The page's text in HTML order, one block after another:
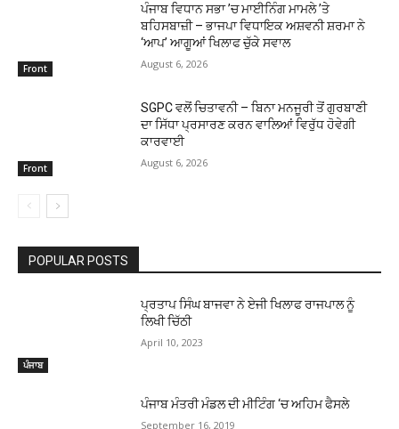
Front
ਪੰਜਾਬ ਵਿਧਾਨ ਸਭਾ ’ਚ ਮਾਈਨਿੰਗ ਮਾਮਲੇ ’ਤੇ
ਬਹਿਸਬਾਜ਼ੀ – ਭਾਜਪਾ ਵਿਧਾਇਕ ਅਸ਼ਵਨੀ ਸ਼ਰਮਾ ਨੇ
‘ਆਪ’ ਆਗੂਆਂ ਖਿਲਾਫ ਚੁੱਕੇ ਸਵਾਲ
August 6, 2026
Front
SGPC ਵਲੋਂ ਚਿਤਾਵਨੀ – ਬਿਨਾ ਮਨਜੂਰੀ ਤੋਂ ਗੁਰਬਾਣੀ
ਦਾ ਸਿੱਧਾ ਪ੍ਰਸਾਰਣ ਕਰਨ ਵਾਲਿਆਂ ਵਿਰੁੱਧ ਹੋਵੇਗੀ
ਕਾਰਵਾਈ
August 6, 2026
POPULAR POSTS
ਪੰਜਾਬ
ਪ੍ਰਤਾਪ ਸਿੰਘ ਬਾਜਵਾ ਨੇ ਏਜੀ ਖਿਲਾਫ ਰਾਜਪਾਲ ਨੂੰ
ਲਿਖੀ ਚਿੱਠੀ
April 10, 2023
ਪੰਜਾਬ ਮੰਤਰੀ ਮੰਡਲ ਦੀ ਮੀਟਿੰਗ ‘ਚ ਅਹਿਮ ਫੈਸਲੇ
September 16, 2019